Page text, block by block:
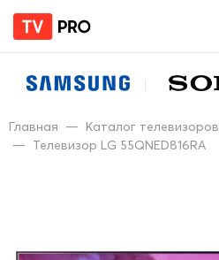
Главная — Каталог телевизоров
— Телевизор LG 55QNED816RA